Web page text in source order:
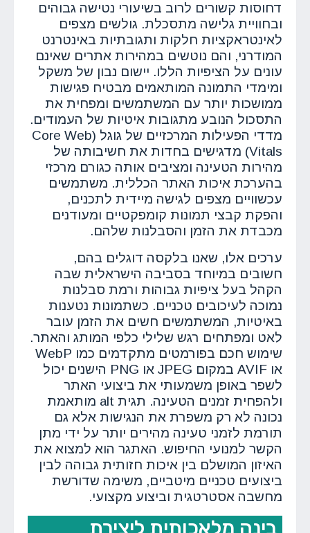
דחוסות קשורים לרוב בשיעורי נטישה גבוהים
ובחוויית גלישה מתסכלת. גולשים מצפים
לאינטראקציות חלקות ותגובתיות באינטרנט
המודרני, והם נוטשים במהירות אתרים שאינם
עונים על הציפיות הללו. יישום נבון של משקל
ומימדי התמונה המותאמים מבטיח פגישות
ממושכות יותר עם המשתמשים ומפחית את
התסכול הנובע מתגובות איטיות של העמודים.
מדדי הפעילות המרכזיים של גוגל (Core Web
Vitals) מדגישים בחדות את חשיבותה של
מהירות הטעינה ומציבים אותה כגורם מרכזי
בהערכת איכות האתר הכללית. משתמשים
עכשוויים מצפים לגישה מיידית לתכנים,
והפקת קבצי תמונות קומפקטיים ומעודנים
מכבדת את הזמן והסבלנות שלהם.
ערכים אלו, שאנו בלקסה דוגלים בהם,
חשובים במיוחד בסביבה הישראלית שבה
הקהל בעל ציפיות גבוהות ורמת סבלנות
נמוכה לעיכובים טכניים. כשתמונות נטענות
באיטיות, המשתמשים חשים את הזמן עובר
לאט ומפתחים רגש שלילי כלפי המותג והאתר.
שימוש חכם בפורמטים מתקדמים כמו WebP
או AVIF במקום JPEG או PNG הישנים יכול
לשפר באופן משמעותי את ביצועי האתר
ולהפחית זמנים הטעינה. תגית alt מותאמת
נכונה לא רק משפרת את הנגישות אלא גם
תורמת לזמני טעינה מהירים יותר על ידי מתן
הקשר למנועי החיפוש. האתגר הוא למצוא את
האיזון המושלם בין איכות חזותית גבוהה לבין
ביצועים טכניים מיטביים, משימה שדורשת
מחשבה אסטרטגית וביצוע מקצועי.